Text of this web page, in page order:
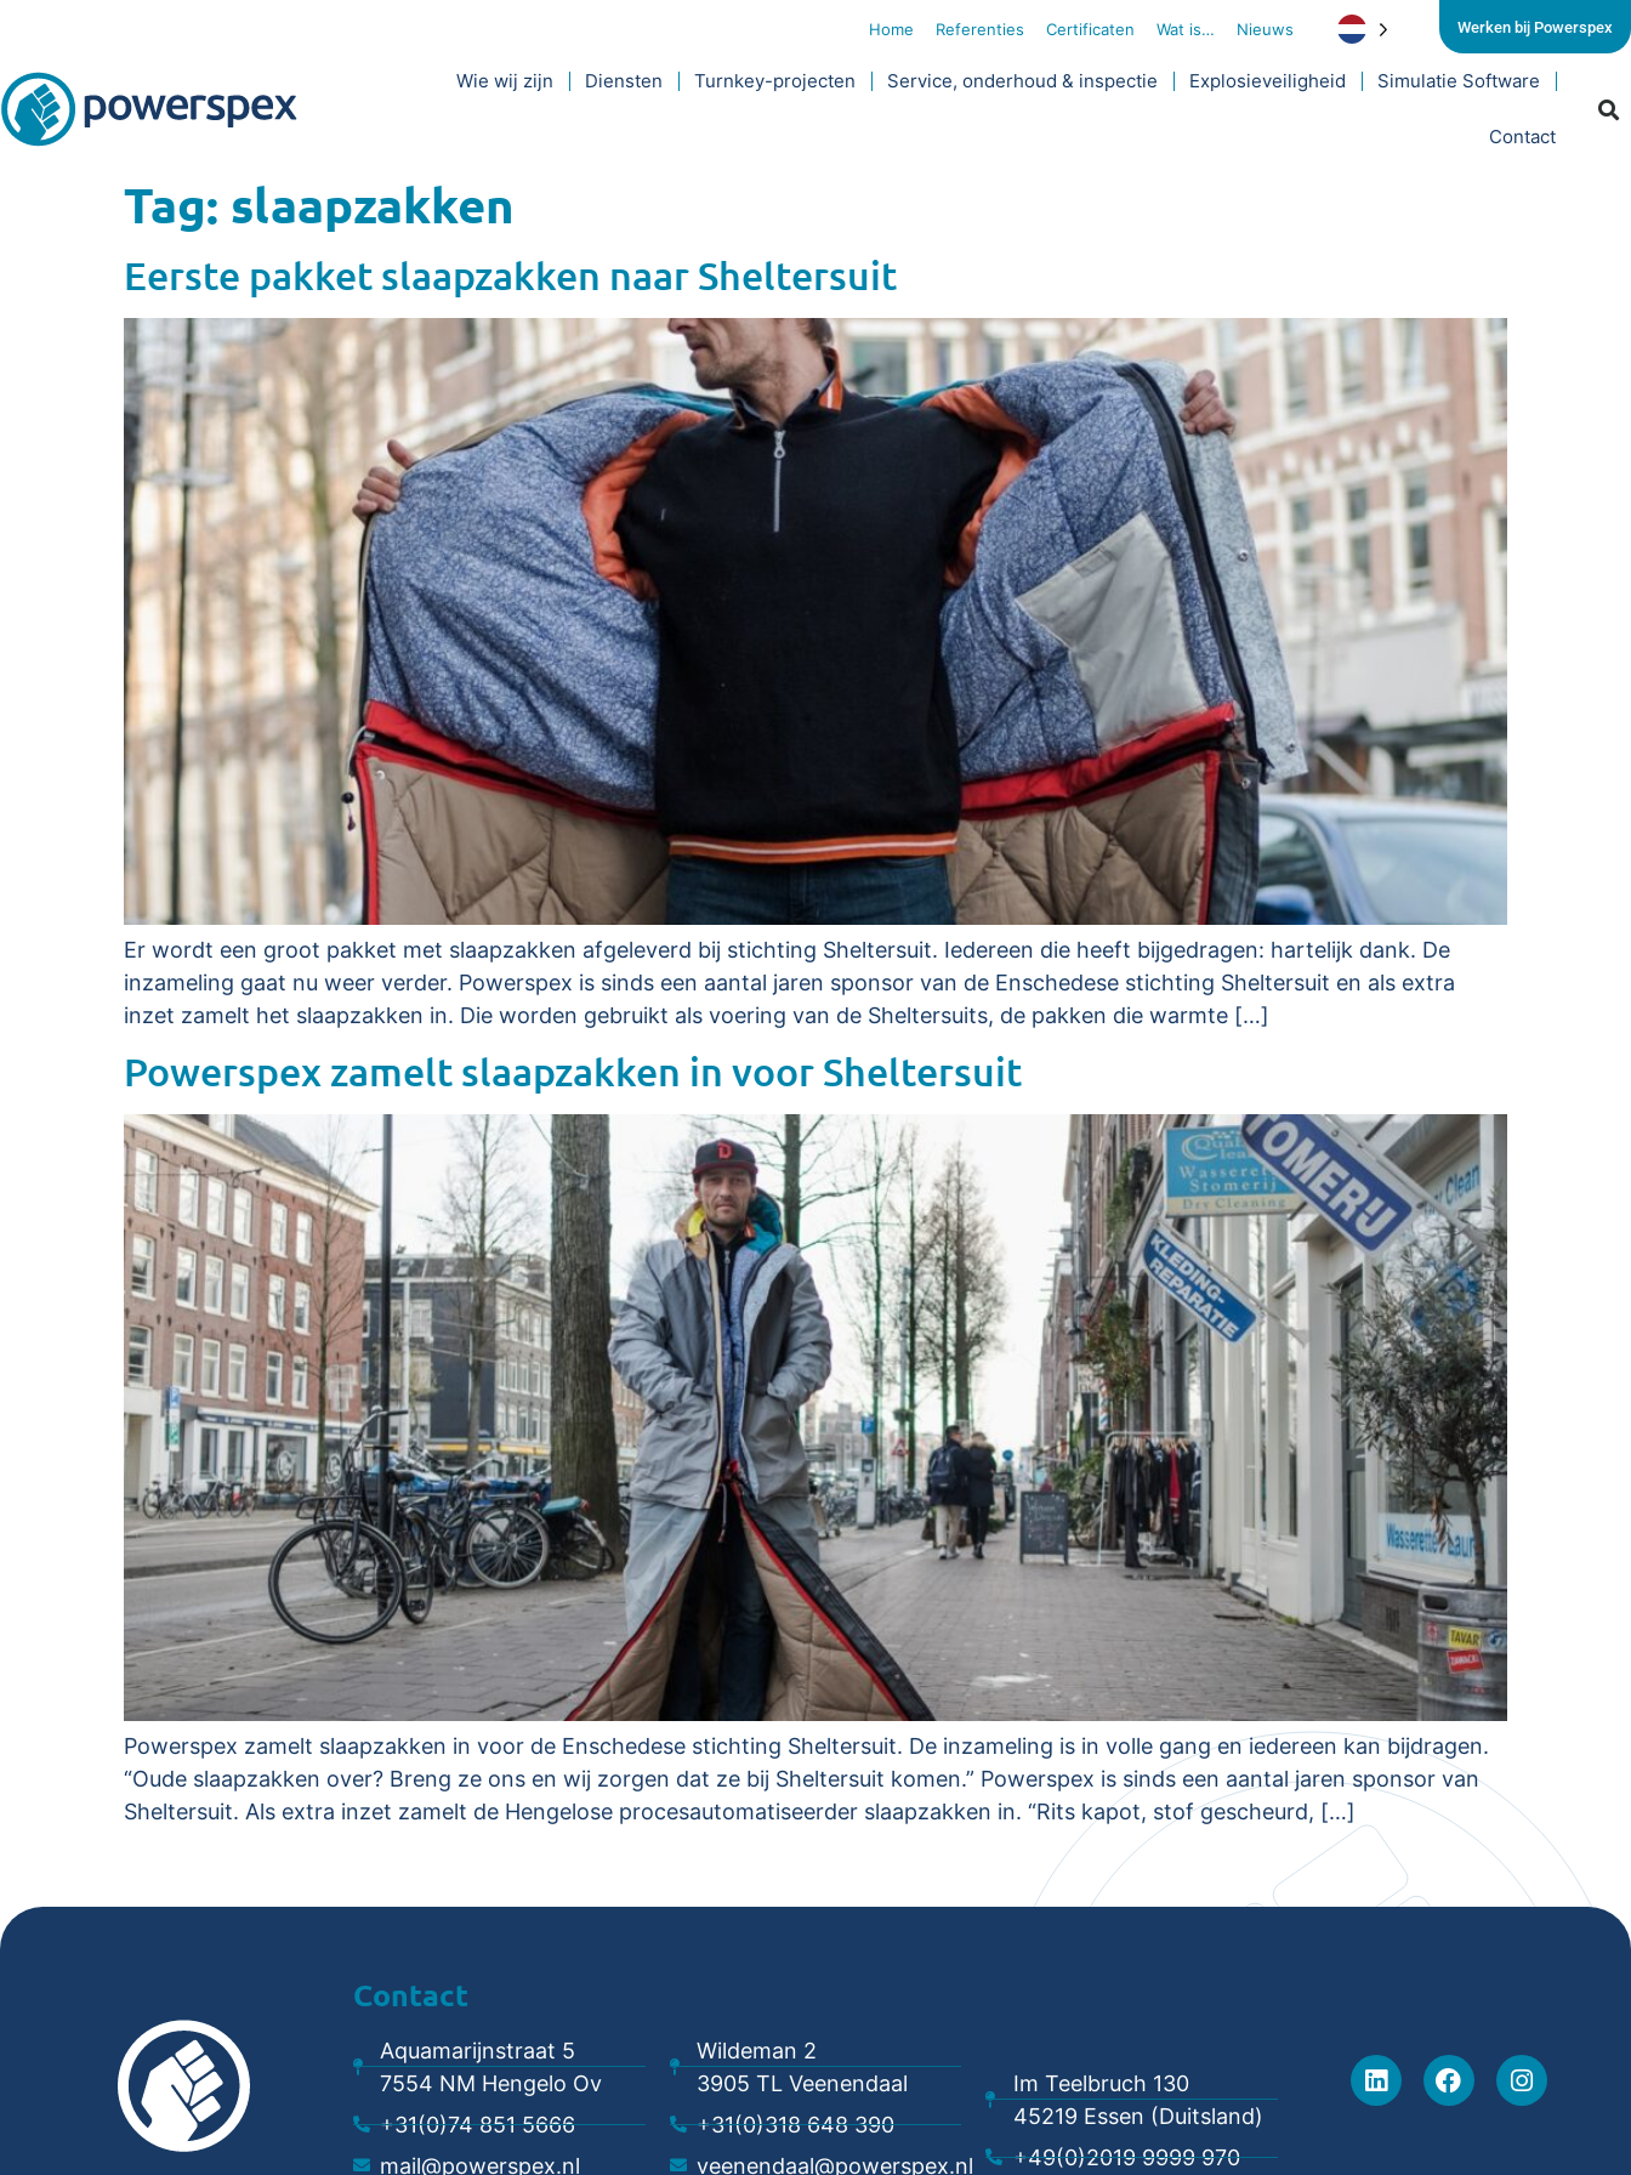
Home Referenties Certificaten Wat is… Nieuws Werken bij Powerspex
Wie wij zijn Diensten Turnkey-projecten Service, onderhoud & inspectie Explosieveiligheid Simulatie Software
Contact
Tag: slaapzakken
Eerste pakket slaapzakken naar Sheltersuit
Er wordt een groot pakket met slaapzakken afgeleverd bij stichting Sheltersuit. Iedereen die heeft bijgedragen: hartelijk dank. De
inzameling gaat nu weer verder. Powerspex is sinds een aantal jaren sponsor van de Enschedese stichting Sheltersuit en als extra
inzet zamelt het slaapzakken in. Die worden gebruikt als voering van de Sheltersuits, de pakken die warmte […]
Powerspex zamelt slaapzakken in voor Sheltersuit
Powerspex zamelt slaapzakken in voor de Enschedese stichting Sheltersuit. De inzameling is in volle gang en iedereen kan bijdragen.
“Oude slaapzakken over? Breng ze ons en wij zorgen dat ze bij Sheltersuit komen.” Powerspex is sinds een aantal jaren sponsor van
Sheltersuit. Als extra inzet zamelt de Hengelose procesautomatiseerder slaapzakken in. “Rits kapot, stof gescheurd, […]
Contact
Aquamarijnstraat 5
7554 NM Hengelo Ov
+31(0)74 851 5666
mail@powerspex.nl
Wildeman 2
3905 TL Veenendaal
+31(0)318 648 390
veenendaal@powerspex.nl
Im Teelbruch 130
45219 Essen (Duitsland)
+49(0)2019 9999 970